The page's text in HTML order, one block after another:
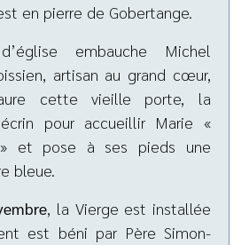
en pierre de Gobertange.
embauche Michel
artisan au grand cœur,
cette vieille porte, la
pour accueillir Marie «
et pose à ses pieds une
bleue.
, la Vierge est installée
est béni par Père Simon-